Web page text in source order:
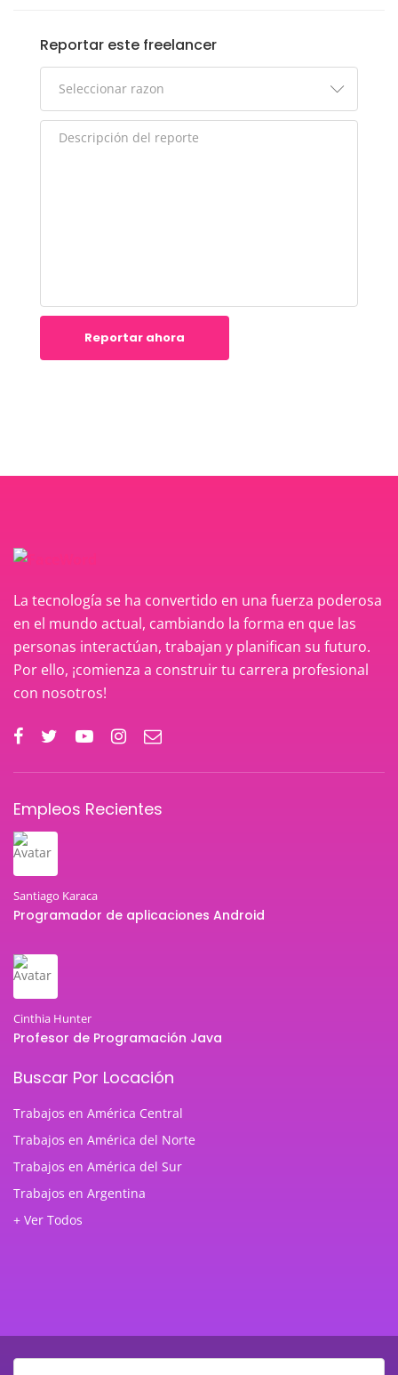
Reportar este freelancer
Reportar ahora
La tecnología se ha convertido en una fuerza poderosa
en el mundo actual, cambiando la forma en que las
personas interactúan, trabajan y planifican su futuro.
Por ello, ¡comienza a construir tu carrera profesional
con nosotros!
Empleos Recientes
Santiago Karaca
Programador de aplicaciones Android
Cinthia Hunter
Profesor de Programación Java
Buscar Por Locación
Trabajos en América Central
Trabajos en América del Norte
Trabajos en América del Sur
Trabajos en Argentina
+ Ver Todos